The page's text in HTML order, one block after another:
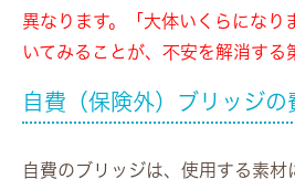
異なります。「大体いくらになり
いてみることが、不安を解消する
自費（保険外）ブリッジの
自費のブリッジは、使用する素材